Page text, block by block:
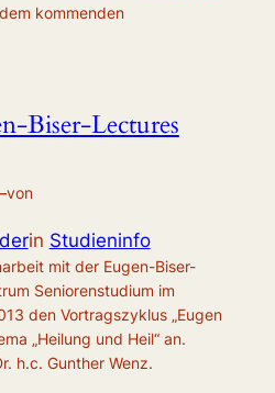
kommenden
Biser-Lectures
von
in Studieninfo
mit der Eugen-Biser-
Seniorenstudium im
den Vortragszyklus „Eugen
„Heilung und Heil“ an.
h.c. Gunther Wenz.